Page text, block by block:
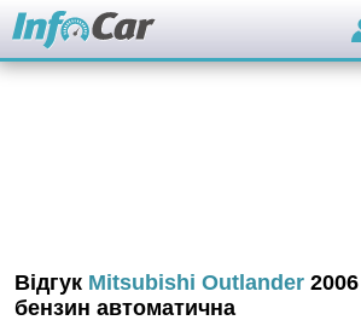
Відгук Mitsubishi Outlander
бензин автоматична